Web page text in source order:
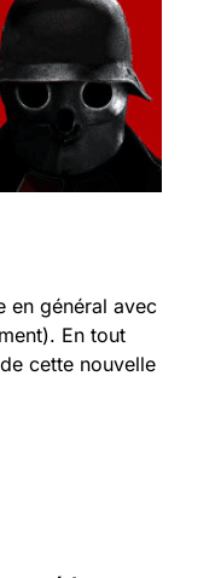
en général avec
En tout
cette nouvelle